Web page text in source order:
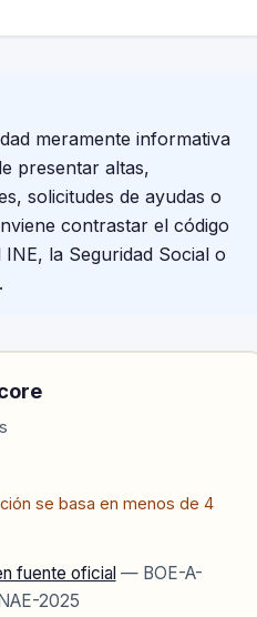
meramente informativa
presentar altas,
solicitudes de ayudas o
contrastar el código
la Seguridad Social o
se basa en menos de 4
fuente oficial — BOE-A-
2025